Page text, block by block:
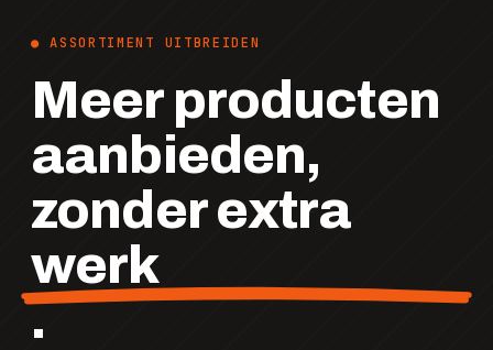
● ASSORTIMENT UITBREIDEN
Meer producten
aanbieden,
zonder extra
werk
.